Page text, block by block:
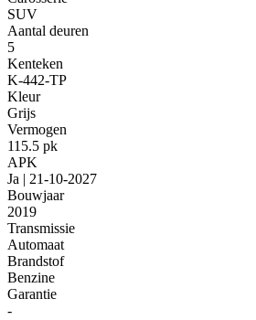
SUV
Aantal deuren
5
Kenteken
K-442-TP
Kleur
Grijs
Vermogen
115.5 pk
APK
Ja | 21-10-2027
Bouwjaar
2019
Transmissie
Automaat
Brandstof
Benzine
Garantie
-